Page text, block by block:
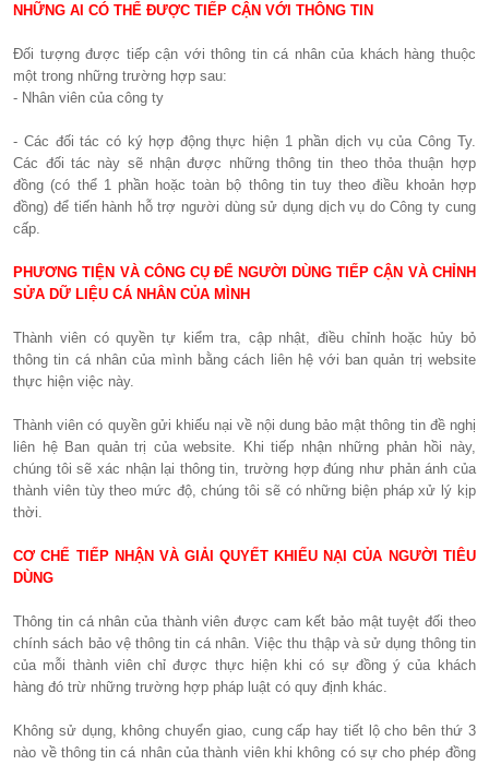
NHỮNG AI CÓ THỂ ĐƯỢC TIẾP CẬN VỚI THÔNG TIN
Đối tượng được tiếp cận với thông tin cá nhân của khách hàng thuộc
một trong những trường hợp sau:
- Nhân viên của công ty
- Các đối tác có ký hợp động thực hiện 1 phần dịch vụ của Công Ty.
Các đối tác này sẽ nhận được những thông tin theo thỏa thuận hợp
đồng (có thể 1 phần hoặc toàn bộ thông tin tuy theo điều khoản hợp
đồng) để tiến hành hỗ trợ người dùng sử dụng dịch vụ do Công ty cung
cấp.
PHƯƠNG TIỆN VÀ CÔNG CỤ ĐỂ NGƯỜI DÙNG TIẾP CẬN VÀ CHỈNH
SỬA DỮ LIỆU CÁ NHÂN CỦA MÌNH
Thành viên có quyền tự kiểm tra, cập nhật, điều chỉnh hoặc hủy bỏ
thông tin cá nhân của mình bằng cách liên hệ với ban quản trị website
thực hiện việc này.
Thành viên có quyền gửi khiếu nại về nội dung bảo mật thông tin đề nghị
liên hệ Ban quản trị của website. Khi tiếp nhận những phản hồi này,
chúng tôi sẽ xác nhận lại thông tin, trường hợp đúng như phản ánh của
thành viên tùy theo mức độ, chúng tôi sẽ có những biện pháp xử lý kịp
thời.
CƠ CHẾ TIẾP NHẬN VÀ GIẢI QUYẾT KHIẾU NẠI CỦA NGƯỜI TIÊU
DÙNG
Thông tin cá nhân của thành viên được cam kết bảo mật tuyệt đối theo
chính sách bảo vệ thông tin cá nhân. Việc thu thập và sử dụng thông tin
của mỗi thành viên chỉ được thực hiện khi có sự đồng ý của khách
hàng đó trừ những trường hợp pháp luật có quy định khác.
Không sử dụng, không chuyển giao, cung cấp hay tiết lộ cho bên thứ 3
nào về thông tin cá nhân của thành viên khi không có sự cho phép đồng